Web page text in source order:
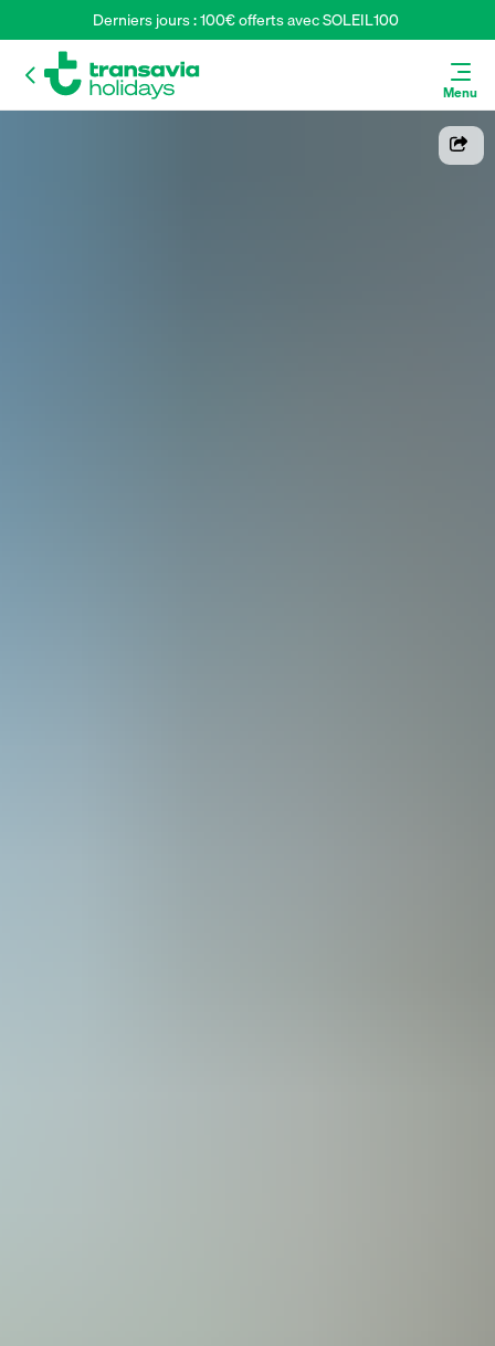
Derniers jours : 100€ offerts avec SOLEIL100
Menu